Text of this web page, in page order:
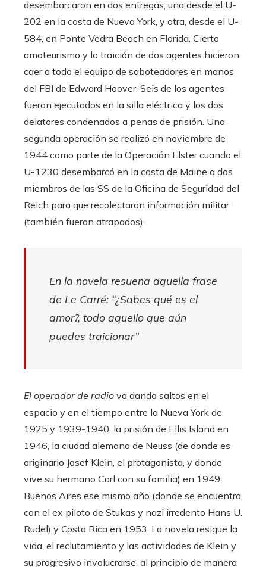
desembarcaron en dos entregas, una desde el U-
202 en la costa de Nueva York, y otra, desde el U-
584, en Ponte Vedra Beach en Florida. Cierto
amateurismo y la traición de dos agentes hicieron
caer a todo el equipo de saboteadores en manos
del FBI de Edward Hoover. Seis de los agentes
fueron ejecutados en la silla eléctrica y los dos
delatores condenados a penas de prisión. Una
segunda operación se realizó en noviembre de
1944 como parte de la Operación Elster cuando el
U-1230 desembarcó en la costa de Maine a dos
miembros de las SS de la Oficina de Seguridad del
Reich para que recolectaran información militar
(también fueron atrapados).
En la novela resuena aquella frase
de Le Carré: “¿Sabes qué es el
amor?, todo aquello que aún
puedes traicionar”
El operador de radio va dando saltos en el
espacio y en el tiempo entre la Nueva York de
1925 y 1939-1940, la prisión de Ellis Island en
1946, la ciudad alemana de Neuss (de donde es
originario Josef Klein, el protagonista, y donde
vive su hermano Carl con su familia) en 1949,
Buenos Aires ese mismo año (donde se encuentra
con el ex piloto de Stukas y nazi irredento Hans U.
Rudel) y Costa Rica en 1953. La novela resigue la
vida, el reclutamiento y las actividades de Klein y
su progresivo involucrarse, al principio de manera